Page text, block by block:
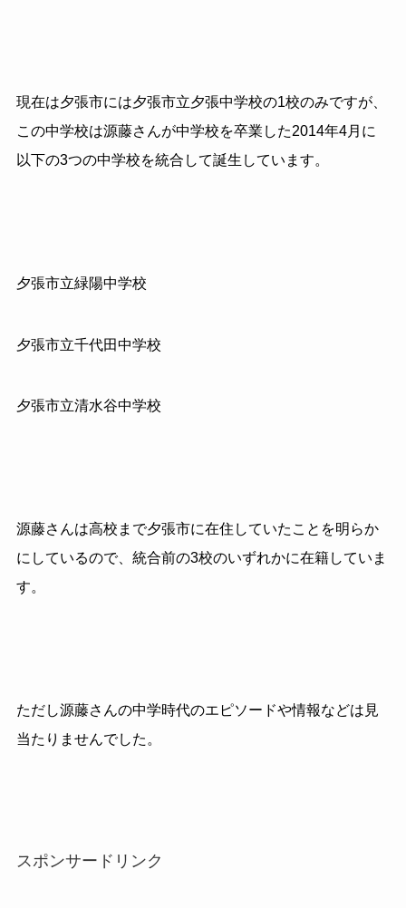
現在は夕張市には夕張市立夕張中学校の1校のみですが、
この中学校は源藤さんが中学校を卒業した2014年4月に
以下の3つの中学校を統合して誕生しています。
夕張市立緑陽中学校
夕張市立千代田中学校
夕張市立清水谷中学校
源藤さんは高校まで夕張市に在住していたことを明らか
にしているので、統合前の3校のいずれかに在籍していま
す。
ただし源藤さんの中学時代のエピソードや情報などは見
当たりませんでした。
スポンサードリンク